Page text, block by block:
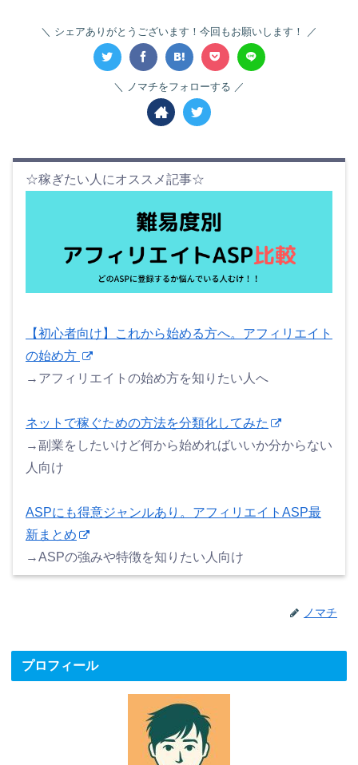
シェアありがとうございます！今回もお願いします！
ノマチをフォローする
☆稼ぎたい人にオススメ記事☆
【初心者向け】これから始める方へ。アフィリエイト
の始め方
→アフィリエイトの始め方を知りたい人へ
ネットで稼ぐための方法を分類化してみた
→副業をしたいけど何から始めればいいか分からない
人向け
ASPにも得意ジャンルあり。アフィリエイトASP最
新まとめ
→ASPの強みや特徴を知りたい人向け
ノマチ
プロフィール